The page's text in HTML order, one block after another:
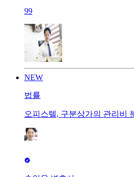
99
NEW
법률
오피스텔, 구분상가의 관리비